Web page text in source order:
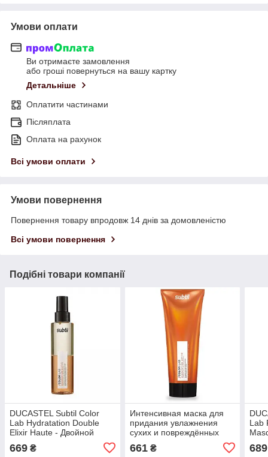
Умови оплати
Ви отримаєте замовлення
або гроші повернуться на вашу картку
Детальніше
Оплатити частинами
Післяплата
Оплата на рахунок
Всі умови оплати
Умови повернення
Повернення товару впродовж 14 днів за домовленістю
Всі умови повернення
Подібні товари компанії
DUCASTEL Subtil Color
Lab Hydratation Double
Elixir Haute - Двойной
эликсир для увлажнения
сухих волос, 150 мл
669 ₴
Интенсивная маска для
придания увлажнения
сухих и повреждённых
волос Ducastel subtil Color
Lab 200 мл
661₴
Lab
мл
689